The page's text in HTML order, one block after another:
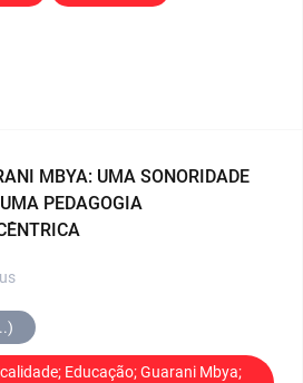
MBYA: UMA SONORIDADE
PEDAGOGIA
Educação; Guarani Mbya;